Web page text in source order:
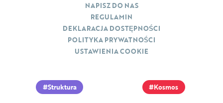
Struktura Kosmos
NAPISZ DO NAS
REGULAMIN
DEKLARACJA DOSTĘPNOŚCI
POLITYKA PRYWATNOŚCI
USTAWIENIA COOKIE